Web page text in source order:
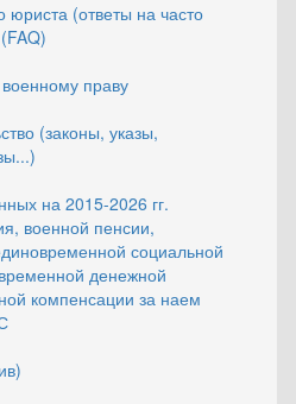
юриста (ответы на часто
праву
(законы, указы,
на 2015-2026 гг.
военной пенсии,
социальной
денежной
компенсации за наем